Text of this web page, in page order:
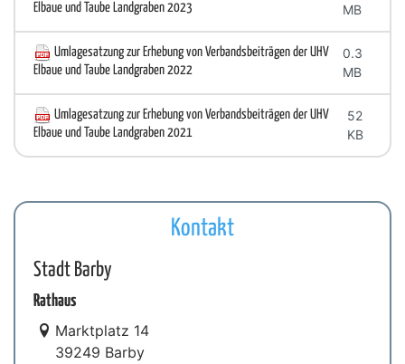
Elbaue und Taube Landgraben 2023
MB
Umlagesatzung zur Erhebung von Verbandsbeiträgen der UHV
Elbaue und Taube Landgraben 2022
0.3
MB
Umlagesatzung zur Erhebung von Verbandsbeiträgen der UHV
Elbaue und Taube Landgraben 2021
52
KB
Kontakt
Stadt Barby
Rathaus
Link zur Google-Maps Navigation
Marktplatz 14
39249 Barby